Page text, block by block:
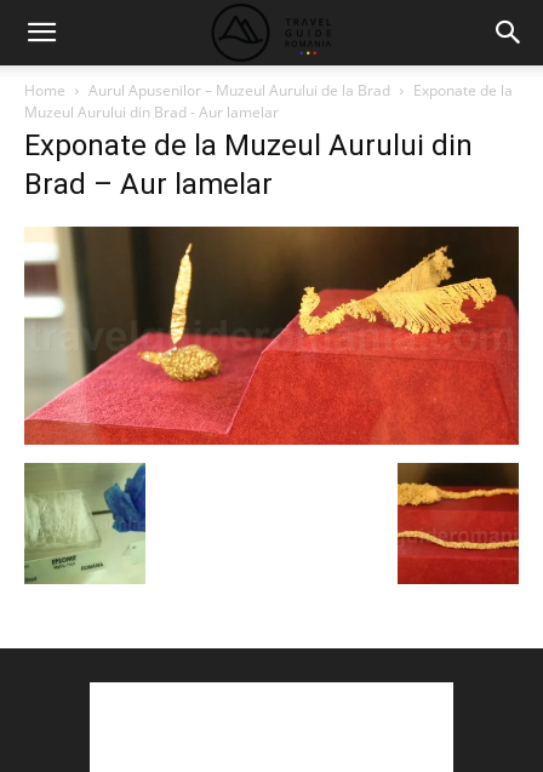
Home Aurul Apusenilor – Muzeul Aurului de la Brad
Exponate de la
Muzeul Aurului din Brad - Aur lamelar
Exponate de la Muzeul Aurului din
Brad – Aur lamelar